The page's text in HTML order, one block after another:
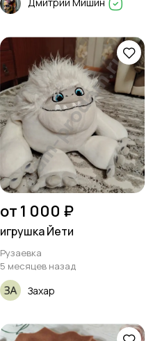
от 1 000 ₽
игрушка Йети
Рузаевка
5 месяцев назад
Захар